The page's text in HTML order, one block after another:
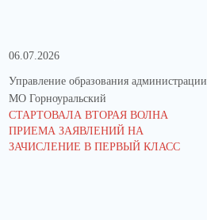
06.07.2026
Управление образования администрации
МО Горноуральский
СТАРТОВАЛА ВТОРАЯ ВОЛНА
ПРИЕМА ЗАЯВЛЕНИЙ НА
ЗАЧИСЛЕНИЕ В ПЕРВЫЙ КЛАСС